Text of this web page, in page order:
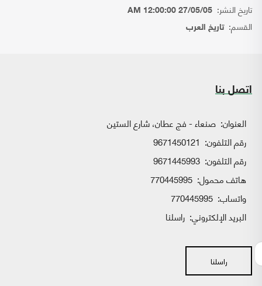
تاريخ النشر: 27/05/05 12:00:00 AM
القسم:تاريخ العرب
اتصل بنا
العنوان: صنعاء - فج عطان، شارع الستين
رقم التلفون: 9671450121
رقم التلفون: 9671445993
هاتف محمول: 770445995
واتساب:
البريد الإلكتروني: راسلنا
راسلنا